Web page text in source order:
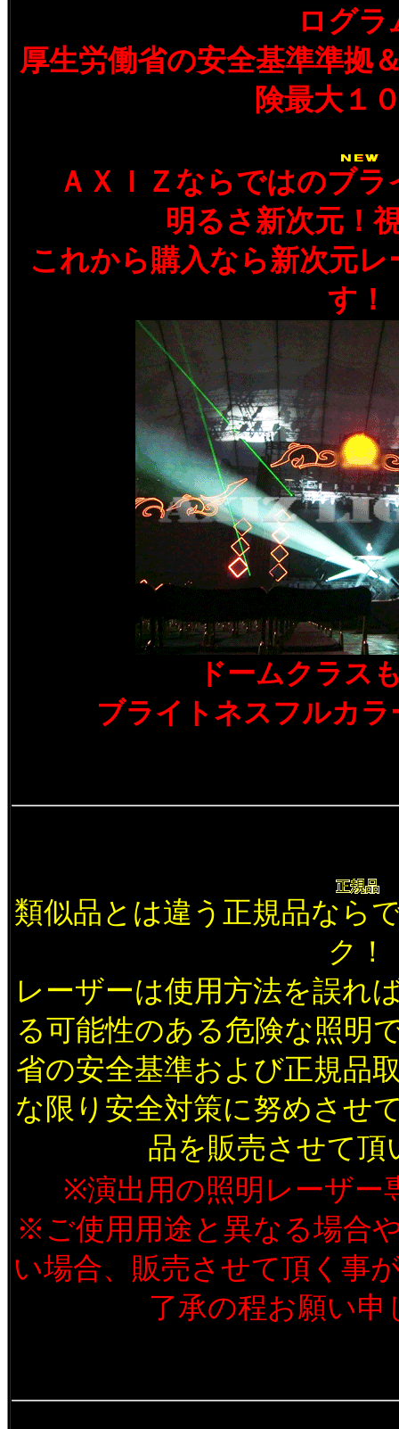
ログラ
厚生労働省の安全基準準拠
険最大１
ＡＸＩＺならではのブ
明るさ新次元！
これから購入なら新次元
す！
ドームクラス
ブライトネスフルカ
類似品とは違う正規品なら
ク！
レーザーは使用方法を誤れ
る可能性のある危険な照明
省の安全基準および正規品
な限り安全対策に努めさせ
品を販売させて頂
※演出用の照明レーザー
※ご使用用途と異なる場合
い場合、販売させて頂く事
了承の程お願い申